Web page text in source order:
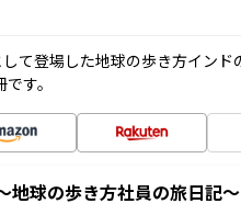
て登場した地球の歩き方イン
す。
地球の歩き方社員の旅日記～